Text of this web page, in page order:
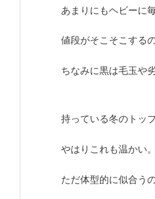
あまりにもヘビーに
値段がそこそこする
ちなみに黒は毛玉や
持っている冬のトッ
やはりこれも温かい。
ただ体型的に似合う